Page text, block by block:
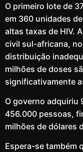
O primeiro lote de
em 360 unidades
altas taxas de HIV.
civil sul-africana,
distribuição
milhões de doses
significativamente
O governo adquiriu
456.000 pessoas,
milhões de dólares
Espera-se também